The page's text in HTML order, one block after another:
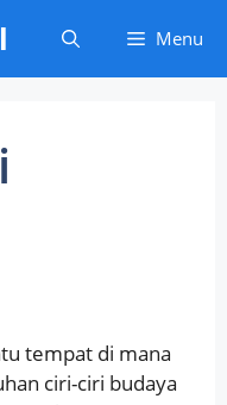
Menu
tempat di mana
ciri-ciri budaya